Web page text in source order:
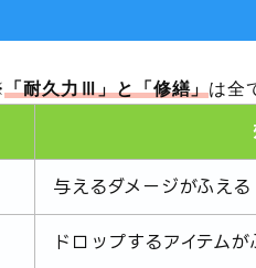
「耐久力Ⅲ」と「修繕」は全
与えるダメージがふえる
ドロップするアイテムが